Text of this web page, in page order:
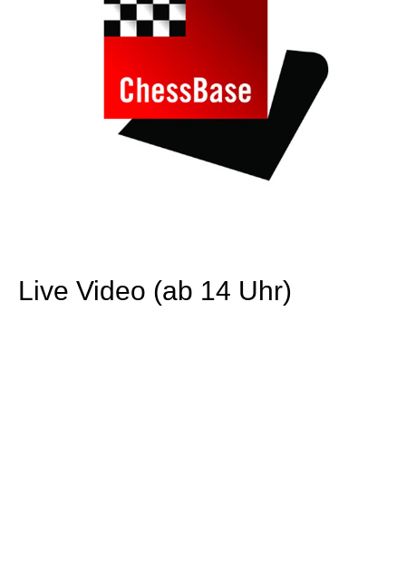
Live Video (ab 14 Uhr)